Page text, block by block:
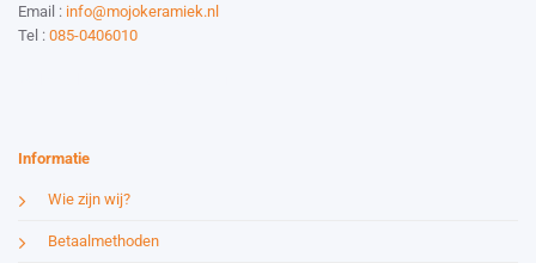
Email : info@mojokeramiek.nl
Tel : 085-0406010
Informatie
Wie zijn wij?
Betaalmethoden